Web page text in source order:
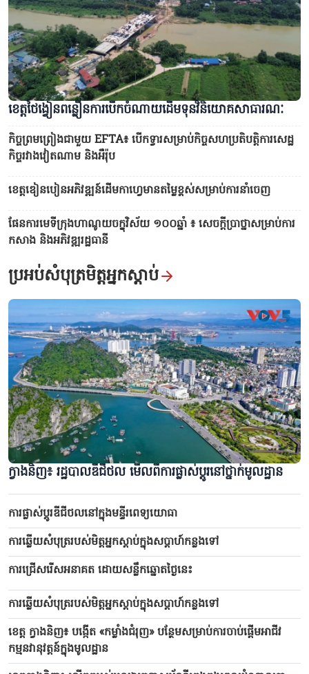
ស្នាម​ដានជើងដើម្បីបេសកកម្មមនុស្សធម៌
ការសម្តែង 3D Mapping អបអរសាទរខួប ៥០ ឆ្នាំនៃទីក្រុងដែលមាន​ឈ្មោះ
លោកអ៊ំហូ
គយគន់សម្រស់ដ៏អាថ៌កំបាំងនៃរូងភ្នំហួម៉ាក់ នៅខេត្តថៃង្វៀន
ទេសចរណ៍នៃខេត្តវិញឡុង៖ បន្តរឿងរ៉ាវវប្បធម៌នៅ “នគរនៃឥដ្ឋក្រហម”
ខេត្តថៃង្វៀនពន្លឿនការ​បើក​ចំណាយដើមទុនវិនិយោគសាធារណៈ
កិច្ចព្រមព្រៀងជាមួយ EFTA៖ បើក​​ទ្វារសម្រាប់កិច្ចសហប្រតិបត្តិការសេដ្ឋ
កិច្ចរវាងវៀតណាម និងអឺរ៉ុប
ខេត្តឌៀនបៀន​អភិវឌ្ឍន៍ដើម​កាហ្វេមានតម្លៃខ្ពស់សម្រាប់ការ​នាំចេញ
ផែនការមេទីក្រុងហាណូយចក្ខុវិស័យ ១០០​ឆ្នាំ ៖ សេចក្តីប្រាថ្នាសម្រាប់ការ
កសាង និងអភិវឌ្ឍរដ្ឋធានី
ប្រអប់សំបុត្រមិត្តអ្នកស្តាប់
ក្វាងនិញ៖ ​រដ្ឋបាលឌីជីថល មើល​ពីការផ្លាស់ប្តូរនៅថ្នាក់មូលដ្ឋាន
ការផ្លាស់ប្តូរឌីជីថលនៅក្នុងមន្ទីរពេទ្យយោធា
ការឆ្លើយសំបុត្ររបស់មិត្តអ្នកស្ដាប់ក្នុងសប្តាហ៍កន្លងទៅ
ការជ្រើសរើសអនាគត ដោយសន្លឹក​ឆ្នោតថ្ងៃនេះ
ការឆ្លើយសំបុត្ររបស់មិត្តអ្នកស្ដាប់ក្នុងសប្តាហ៍កន្លងទៅ
ខេត្ត ក្វាងនិញ៖ បង្កើត «កម្លាំងជំរុញ» បន្ថែមសម្រាប់ការចាប់ផ្ដើមអាជីវ
កម្មនវានុវត្តន៍ក្នុងមូលដ្ឋាន